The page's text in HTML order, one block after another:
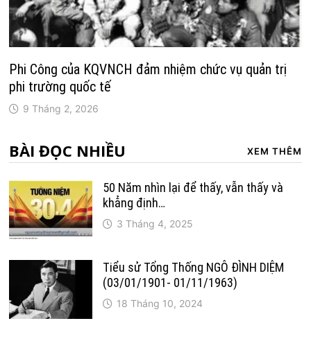
Phi Công của KQVNCH đảm nhiệm chức vụ quản trị
phi trường quốc tế
9 Tháng 2, 2026
BÀI ĐỌC NHIỀU XEM THÊM
50 Năm nhìn lại để thấy, vẫn thấy và
khẳng định…
3 Tháng 4, 2025
Tiểu sử Tổng Thống NGÔ ĐÌNH DIỆM
(03/01/1901- 01/11/1963)
18 Tháng 10, 2024